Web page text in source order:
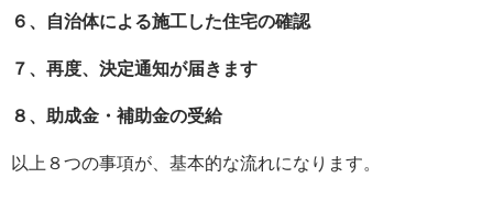
６、自治体による施工した住宅の確認
７、再度、決定通知が届きます
８、助成金・補助金の受給
以上８つの事項が、基本的な流れになります。